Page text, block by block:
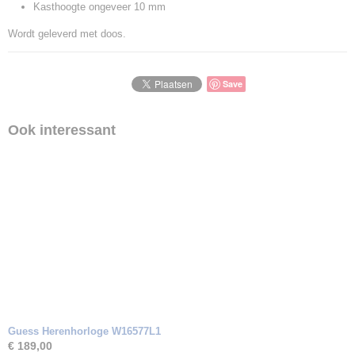
Kasthoogte ongeveer 10 mm
Wordt geleverd met doos.
Save
Ook interessant
Guess Herenhorloge W16577L1
€ 189,00